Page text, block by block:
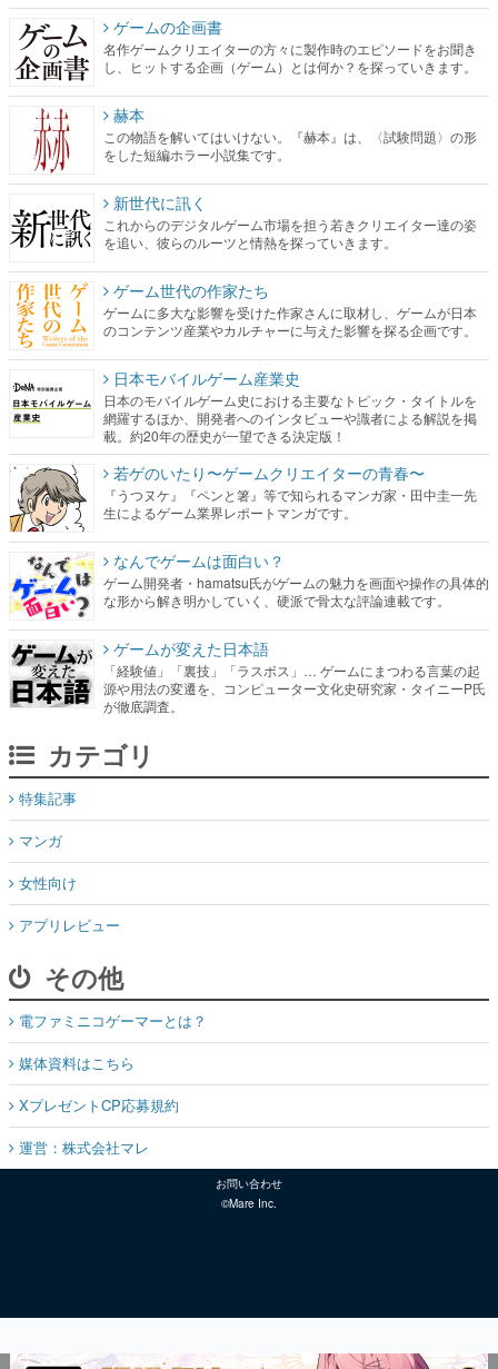
ゲームの企画書
名作ゲームクリエイターの方々に製作時のエピソードをお聞き
し、ヒットする企画（ゲーム）とは何か？を探っていきます。
赫本
この物語を解いてはいけない。『赫本』は、〈試験問題〉の形
をした短編ホラー小説集です。
新世代に訊く
これからのデジタルゲーム市場を担う若きクリエイター達の姿
を追い、彼らのルーツと情熱を探っていきます。
ゲーム世代の作家たち
ゲームに多大な影響を受けた作家さんに取材し、ゲームが日本
のコンテンツ産業やカルチャーに与えた影響を探る企画です。
日本モバイルゲーム産業史
日本のモバイルゲーム史における主要なトピック・タイトルを
網羅するほか、開発者へのインタビューや識者による解説を掲
載。約20年の歴史が一望できる決定版！
若ゲのいたり〜ゲームクリエイターの青春〜
『うつヌケ』『ペンと箸』等で知られるマンガ家・田中圭一先
生によるゲーム業界レポートマンガです。
なんでゲームは面白い？
ゲーム開発者・hamatsu氏がゲームの魅力を画面や操作の具体的
な形から解き明かしていく、硬派で骨太な評論連載です。
ゲームが変えた日本語
「経験値」「裏技」「ラスボス」… ゲームにまつわる言葉の起
源や用法の変遷を、コンピューター文化史研究家・タイニーP氏
が徹底調査。
カテゴリ
特集記事
マンガ
女性向け
アプリレビュー
その他
電ファミニコゲーマーとは？
媒体資料はこちら
XプレゼントCP応募規約
運営：株式会社マレ
お問い合わせ
©Mare Inc.